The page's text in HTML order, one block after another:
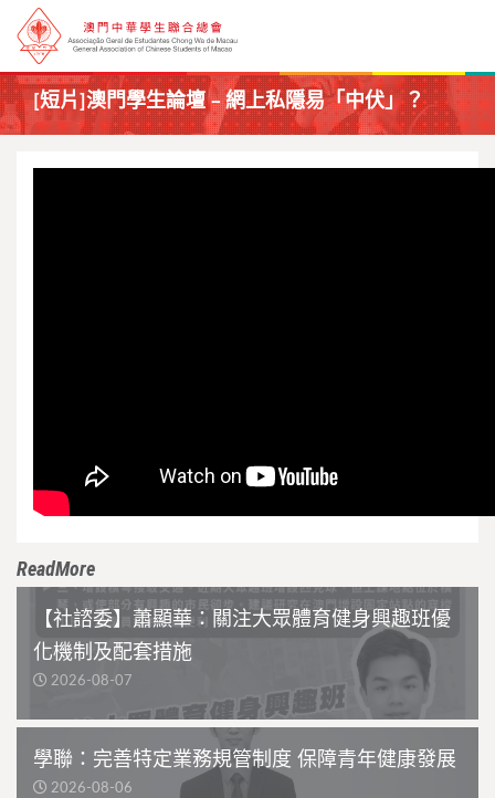
[短片]澳門學生論壇﹣網上私隱易「中伏」？
ReadMore
【社諮委】蕭顯華：關注大眾體育健身興趣班優
化機制及配套措施
2026-08-07
學聯：完善特定業務規管制度 保障青年健康發展
2026-08-06